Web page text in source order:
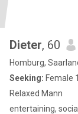
Dieter, 60
Homburg,
Seeking: Female
Relaxed Mann
entertaining,